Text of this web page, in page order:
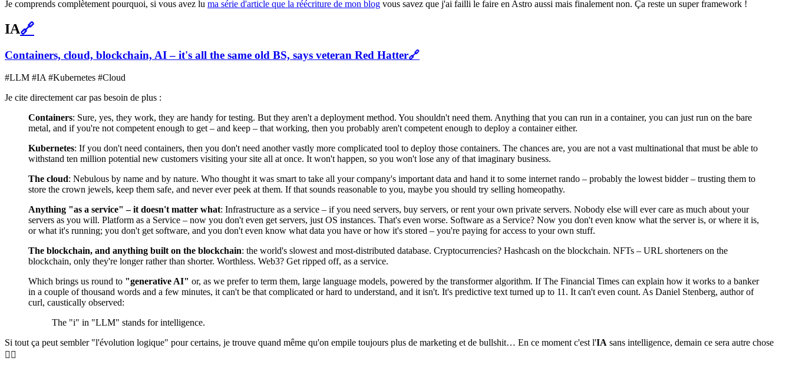
Je comprends complètement pourquoi, si vous avez lu ma série d'article que la réécriture de mon blog vous savez que j'ai failli le faire en Astro aussi mais finalement non. Ça reste un super framework !
IA🔗
Containers, cloud, blockchain, AI – it's all the same old BS, says veteran Red Hatter🔗
#LLM #IA #Kubernetes #Cloud
Je cite directement car pas besoin de plus :
Containers: Sure, yes, they work, they are handy for testing. But they aren't a deployment method. You shouldn't need them. Anything that you can run in a container, you can just run on the bare
metal, and if you're not competent enough to get – and keep – that working, then you probably aren't competent enough to deploy a container either.
Kubernetes: If you don't need containers, then you don't need another vastly more complicated tool to deploy those containers. The chances are, you are not a vast multinational that must be able to
withstand ten million potential new customers visiting your site all at once. It won't happen, so you won't lose any of that imaginary business.
The cloud: Nebulous by name and by nature. Who thought it was smart to take all your company's important data and hand it to some internet rando – probably the lowest bidder – trusting them to
store the crown jewels, keep them safe, and never ever peek at them. If that sounds reasonable to you, maybe you should try selling homeopathy.
Anything "as a service" – it doesn't matter what: Infrastructure as a service – if you need servers, buy servers, or rent your own private servers. Nobody else will ever care as much about your
servers as you will. Platform as a Service – now you don't even get servers, just OS instances. That's even worse. Software as a Service? Now you don't even know what the server is, or where it is,
or what it's running; you don't get software, and you don't even know what data you have or how it's stored – you're paying for access to your own stuff.
The blockchain, and anything built on the blockchain: the world's slowest and most-distributed database. Cryptocurrencies? Hashcash on the blockchain. NFTs – URL shorteners on the
blockchain, only they're longer rather than shorter. Worthless. Web3? Get ripped off, as a service.
Which brings us round to "generative AI" or, as we prefer to term them, large language models, powered by the transformer algorithm. If The Financial Times can explain how it works to a banker
in a couple of thousand words and a few minutes, it can't be that complicated or hard to understand, and it isn't. It's predictive text turned up to 11. It can't even count. As Daniel Stenberg, author of
curl, caustically observed:
The "i" in "LLM" stands for intelligence.
Si tout ça peut sembler "l'évolution logique" pour certains, je trouve quand même qu'on empile toujours plus de marketing et de bullshit… En ce moment c'est l'IA sans intelligence, demain ce sera autre chose
🤷‍♂️